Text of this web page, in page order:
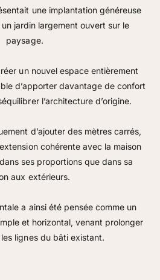
une implantation généreuse
jardin largement ouvert sur le
paysage.
un nouvel espace entièrement
d’apporter davantage de confort
l’architecture d’origine.
d’ajouter des mètres carrés,
cohérente avec la maison
ses proportions que dans sa
aux extérieurs.
a ainsi été pensée comme un
et horizontal, venant prolonger
lignes du bâti existant.